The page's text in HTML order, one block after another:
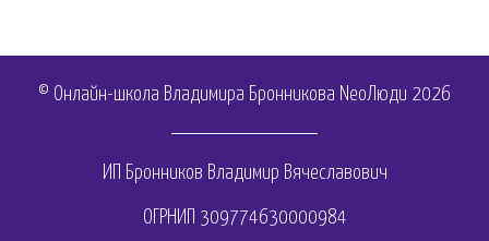
© Онлайн-школа Владимира Бронникова NeoЛюди 2026
ИП Бронников Владимир Вячеславович
ОГРНИП 309774630000984